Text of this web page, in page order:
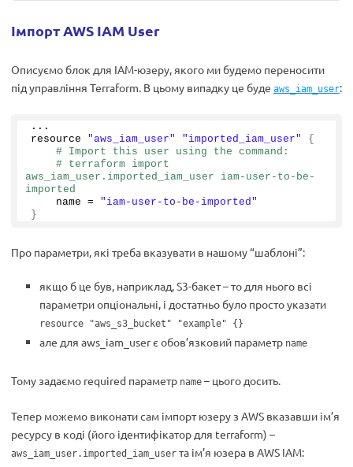
Імпорт AWS IAM User
Описуємо блок для IAM-юзеру, якого ми будемо переносити
під управління Terraform. В цьому випадку це буде aws_iam_user:
...
resource "aws_iam_user" "imported_iam_user"
{
# Import this user using the command:
# terraform import
aws_iam_user.imported_iam_user iam-user-to-be-
imported
    name =
"iam-user-to-be-imported"
}
Про параметри, які треба вказувати в нашому “шаблоні”:
якщо б це був, наприклад, S3-бакет – то для нього всі
параметри опціональні, і достатньо було просто указати
resource "aws_s3_bucket" "example" {}
але для aws_iam_user є обов’язковий параметр name
Тому задаємо required параметр name – цього досить.
Тепер можемо виконати сам імпорт юзеру з AWS вказавши ім’я
ресурсу в коді (його ідентифікатор для terraform) –
aws_iam_user.imported_iam_user та ім’я юзера в AWS IAM: